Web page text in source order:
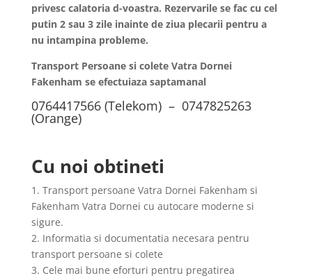
privesc calatoria d-voastra. Rezervarile se fac cu cel
putin 2 sau 3 zile inainte de ziua plecarii pentru a
nu intampina probleme.
Transport Persoane si colete Vatra Dornei
Fakenham se efectuiaza saptamanal
0764417566 (Telekom) – 0747825263
(Orange)
Cu noi obtineti
1. Transport persoane Vatra Dornei Fakenham si
Fakenham Vatra Dornei cu autocare moderne si
sigure.
2. Informatia si documentatia necesara pentru
transport persoane si colete
3. Cele mai bune eforturi pentru pregatirea